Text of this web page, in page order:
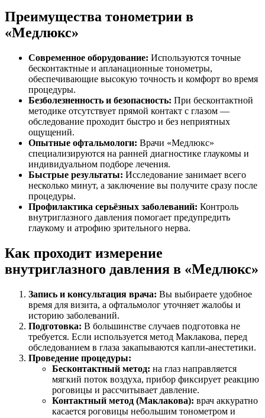
Преимущества тонометрии в
«Медлюкс»
Современное оборудование: Используются точные
бесконтактные и апланационные тонометры,
обеспечивающие высокую точность и комфорт во время
процедуры.
Безболезненность и безопасность: При бесконтактной
методике отсутствует прямой контакт с глазом —
обследование проходит быстро и без неприятных
ощущений.
Опытные офтальмологи: Врачи «Медлюкс»
специализируются на ранней диагностике глаукомы и
индивидуальном подборе лечения.
Быстрые результаты: Исследование занимает всего
несколько минут, а заключение вы получите сразу после
процедуры.
Профилактика серьёзных заболеваний: Контроль
внутриглазного давления помогает предупредить
глаукому и атрофию зрительного нерва.
Как проходит измерение
внутриглазного давления в «Медлюкс»
Запись и консультация врача: Вы выбираете удобное
время для визита, а офтальмолог уточняет жалобы и
историю заболеваний.
Подготовка: В большинстве случаев подготовка не
требуется. Если используется метод Маклакова, перед
обследованием в глаза закапываются капли-анестетики.
Проведение процедуры:
Бесконтактный метод: на глаз направляется
мягкий поток воздуха, прибор фиксирует реакцию
роговицы и рассчитывает давление.
Контактный метод (Маклакова): врач аккуратно
касается роговицы небольшим тонометром и